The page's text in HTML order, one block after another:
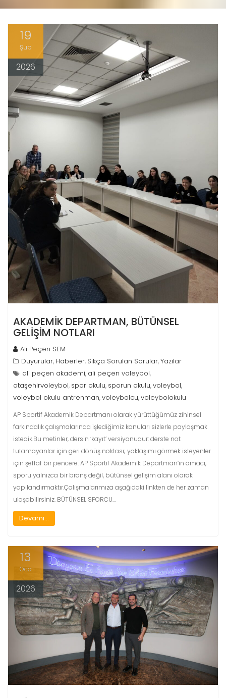
19
Şub
2026
AKADEMİK DEPARTMAN, BÜTÜNSEL
GELİŞİM NOTLARI
Ali Peçen SEM
Duyurular, Haberler, Sıkça Sorulan Sorular,Yazılar
ali peçen akademi, ali peçen voleybol,
ataşehirvoleybol, spor okulu, sporun okulu,voleybol,
voleybol okulu antrenman,voleybolcu,voleybolokulu
AP Sportif Akademik Departmanı olarak yürüttüğümüz zihinsel
farkındalık çalışmalarında işlediğimiz konuları sizlerle paylaşmak
istedik.Bu metinler, dersin ‘kayıt’ versiyonudur: derste not
tutamayanlar için geri dönüş noktası; yaklaşımı görmek isteyenler
için şeffaf bir pencere. AP Sportif Akademik Departman’ın amacı,
sporu yalnızca bir branş değil, bütünsel gelişim alanı olarak
yapılandırmaktır.Çalışmalarımıza aşağıdaki linkten de her zaman
ulaşabilirsiniz. BÜTÜNSEL SPORCU…
Devamı...
13
Oca
2026